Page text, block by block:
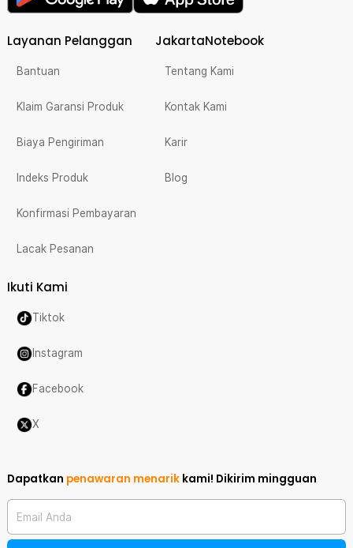
Layanan Pelanggan
Bantuan
Klaim Garansi Produk
Biaya Pengiriman
Indeks Produk
Konfirmasi Pembayaran
Lacak Pesanan
JakartaNotebook
Tentang Kami
Kontak Kami
Karir
Blog
Ikuti Kami
Tiktok
Instagram
Facebook
X
Dapatkan penawaran menarik kami! Dikirim mingguan
Email Anda